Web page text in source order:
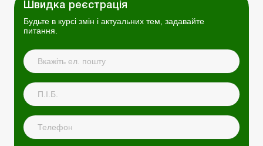
Швидка реєстрація
Будьте в курсі змін і актуальних тем, задавайте
питання.